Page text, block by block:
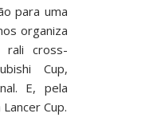
para uma
organiza
rali cross-
Cup,
E, pela
Cup.